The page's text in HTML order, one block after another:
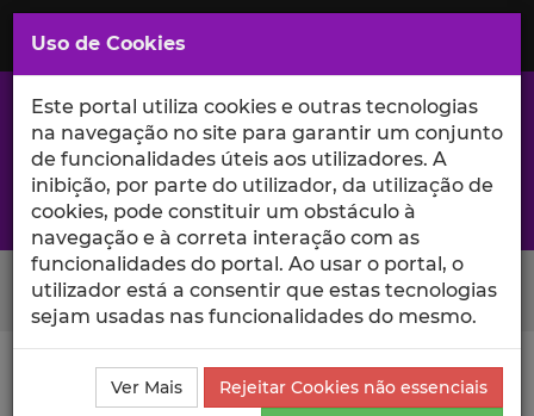
Saltar
para
Conteúdo
Principal
A excelência da investigação e ciência no Iscte
Search Button
Ciência_Iscte Autores Sérgio Nunes
Produções
Científicas e Citações
Uso de Cookies
Este portal utiliza cookies e outras tecnologias
na navegação no site para garantir um conjunto
de funcionalidades úteis aos utilizadores. A
inibição, por parte do utilizador, da utilização de
cookies, pode constituir um obstáculo à
navegação e à correta interação com as
funcionalidades do portal. Ao usar o portal, o
utilizador está a consentir que estas tecnologias
sejam usadas nas funcionalidades do mesmo.
Ver Mais
Rejeitar Cookies não essenciais